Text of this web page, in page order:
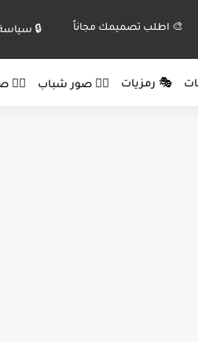
🎨 اطلب تصميمك مجاناً 🔒
🎭 رمزيات 🙍‍♂️ صور شباب 🙍‍♀️